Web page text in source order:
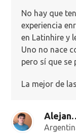
No hay que
experiencia
en Latinhire y
Uno no nace
pero sí que se
La mejor de